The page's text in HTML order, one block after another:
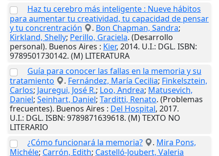
Haz tu cerebro más inteligente : Nueve hábitos
para aumentar tu creatividad, tu capacidad de pensar
y tu concrentración
. Bon Chapman, Sandra;
Kirkland, Shelly; Perillo, Graciela. (Desarrollo
personal). Buenos Aires : Kier, 2014. U.I.: DGL. ISBN:
9789501730142. (M) LITERATURA
Guía para conocer las fallas en la memoria y su
tratamiento
. Fernández, María Cecilia; Finkelsztein,
Carlos; Jauregui, José R.; Loo, Andrea; Matusevich,
Daniel; Seinhart, Daniel; Tarditti, Renato. (Problemas
frecuentes). Buenos Aires : Del Hospital, 2017.
U.I.: DGL. ISBN: 9789871639618. (M) TEXTO NO
LITERARIO
¿Cómo funcionará la memoria?
. Mira Pons,
Michéle; Carrón, Edith; Castelló-Joubert, Valeria